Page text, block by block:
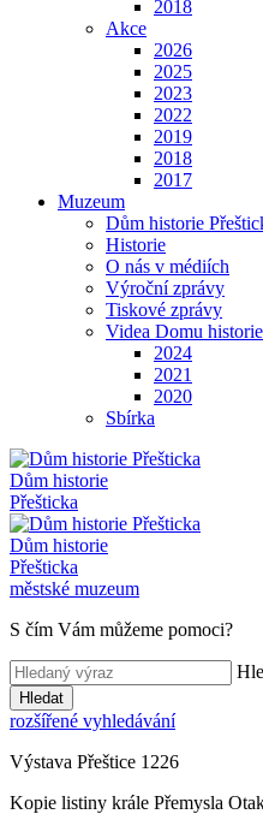
2018
Akce
2026
2025
2023
2022
2019
2018
2017
Muzeum
Dům historie
Historie
O nás v médiích
Výroční zprávy
Tiskové zprávy
Videa Domu
2024
2021
2020
Sbírka
Dům historie
Přešticka
Dům historie
Přešticka
městské muzeum
S čím Vám můžeme pomoci?
Hledat
rozšířené vyhledávání
Výstava Přeštice 1226
Kopie listiny krále Přemysla